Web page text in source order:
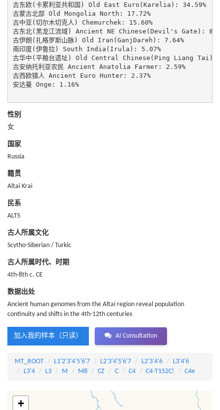
古东欧(卡累利亚共和国) Old East Euro(Karelia): 34.59%
古蒙古北部 Old Mongolia North: 17.72%
古中亚(切尔木切克人) Chemurchek: 15.60%
古东北(黑龙江流域) Ancient NE Chinese(Devil's Gate):
古伊朗(扎格罗斯山脉) Old Iran(GanjDareh): 7.64%
南印度(伊鲁拉) South India(Irula): 5.07%
古华中(平粮台遗址) Old Central Chinese(Ping Liang Tai):
古安纳托利亚农民 Ancient Anatolia Farmer: 2.59%
古西欧猎人 Ancient Euro Hunter: 2.37%
安达曼 Onge: 1.16%
性别
女
国家
Russia
籍贯
Altai Krai
民系
ALTS
古人所属文化
Scytho-Siberian / Turkic
古人所属时代、时期
4th-8th c. CE
数据出处
Ancient human genomes from the Altai region reveal population
continuity and shifts in the 4th-12th centuries
加入我的样本（只读） AI Consultation
MT_ROOT L1'2'3'4'5'6'7 L2'3'4'5'6'7 L2'3'4'6
L3'4'6
L3'4
L3 M M8 CZ C C4 C4-T152C! C4e
+